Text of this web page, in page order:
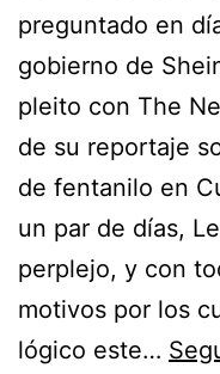
preguntado en
gobierno de
pleito con The
de su reportaje
de fentanilo en
un par de días,
perplejo, y con
motivos por los
lógico este…